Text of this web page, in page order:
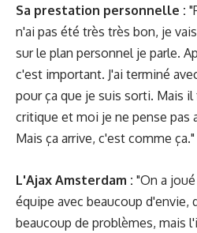
Sa prestation personnelle :
n'ai pas été très très bon, je
sur le plan personnel je parle.
c'est important. J'ai terminé
pour ça que je suis sorti. Mais
critique et moi je ne pense pas
Mais ça arrive, c'est comme ça."
L'Ajax Amsterdam : "On a
équipe avec beaucoup d'envie,
beaucoup de problèmes, mais